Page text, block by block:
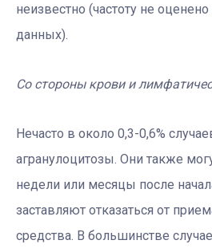
неизвестно (частоту не оценено
данных).
Со стороны крови и
Нечасто в около 0,3-0,6%
агранулоцитозы. Они также
недели или месяцы после
заставляют отказаться от
средства. В большинстве